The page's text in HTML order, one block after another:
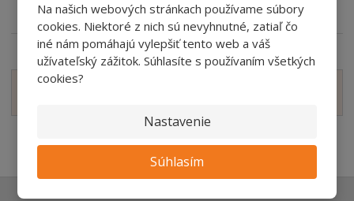
Na našich webových stránkach používame súbory
cookies. Niektoré z nich sú nevyhnutné, zatiaľ čo
iné nám pomáhajú vylepšiť tento web a váš
užívateľský zážitok. Súhlasíte s používaním všetkých
cookies?
Nastavenie
Súhlasím
Parametre: